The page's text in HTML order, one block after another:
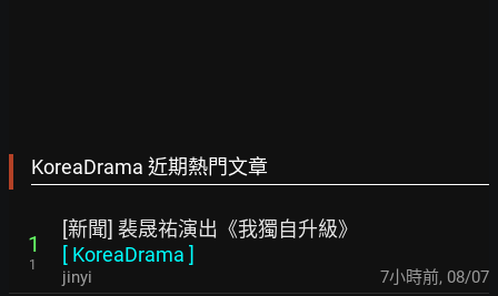
KoreaDrama 近期熱門文章
1
1
[新聞] 裴晟祐演出《我獨自升級》
[ KoreaDrama ]
jinyi 7小時前, 08/07